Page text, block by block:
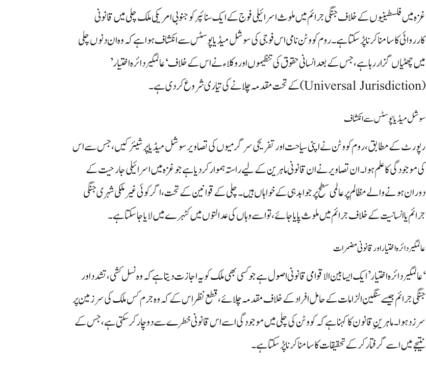
غزہ میں فلسطینیوں کے خلاف جنگی جرائم میں ملوث اسرائیلی فوج کے ایک سنائپر کو جنوبی امریکی ملک چلی میں قانونی
کارروائی کا سامنا کرنا پڑ سکتا ہے۔ روم کووٹن نامی اس فوجی کی سوشل میڈیا پوسٹس سے انکشاف ہوا ہے کہ وہ ان دنوں چلی
میں چھٹیاں گزار رہا ہے، جس کے بعد انسانی حقوق کی تنظیموں اور وکلاء نے اس کے خلاف ‘عالمگیر دائرہ اختیار’
(Universal Jurisdiction) کے تحت مقدمہ چلانے کی تیاری شروع کر دی ہے۔
سوشل میڈیا پوسٹس سے انکشاف
رپورٹ کے مطابق، روم کووٹن نے اپنی سیاحت اور تفریحی سرگرمیوں کی تصاویر سوشل میڈیا پر شیئر کیں، جس سے اس
کی موجودگی کا علم ہوا۔ ان تصاویر نے ان قانونی ماہرین کے لیے راستہ ہموار کر دیا ہے جو غزہ میں اسرائیلی جارحیت کے
دوران ہونے والے مظالم پر عالمی سطح پر جوابدہی کے خواہاں ہیں۔ چلی کے قوانین کے تحت، اگر کوئی غیر ملکی شہری جنگی
جرائم یا انسانیت کے خلاف جرائم میں ملوث پایا جائے، تو اسے وہاں کی عدالتوں میں کٹہرے میں لایا جا سکتا ہے۔
عالمگیر دائرہ اختیار اور قانونی مضمرات
‘عالمگیر دائرہ اختیار’ ایک ایسا بین الاقوامی قانونی اصول ہے جو کسی بھی ملک کو یہ اجازت دیتا ہے کہ وہ نسل کشی، تشدد اور
جنگی جرائم جیسے سنگین الزامات کے حامل افراد کے خلاف مقدمہ چلائے، قطع نظر اس کے کہ وہ جرم کس ملک کی سرزمین پر
سرزد ہوا۔ ماہرینِ قانون کا کہنا ہے کہ کووٹن کی چلی میں موجودگی اسے اس قانونی خطرے سے دوچار کر سکتی ہے، جس کے
نتیجے میں اسے گرفتار کر کے تحقیقات کا سامنا کرنا پڑ سکتا ہے۔